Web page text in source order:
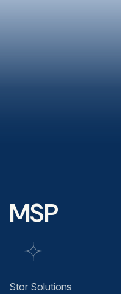
MSP
Stor Solutions